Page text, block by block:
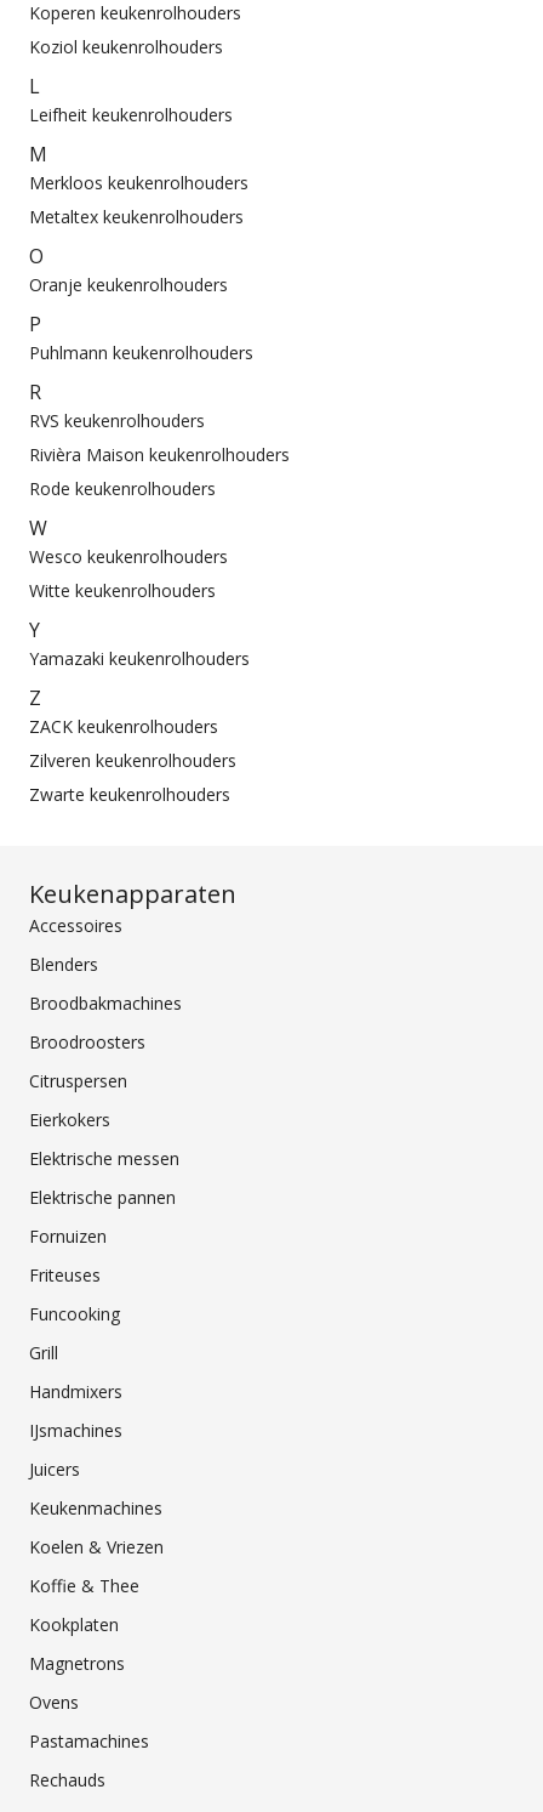
Koperen keukenrolhouders
Koziol keukenrolhouders
L
Leifheit keukenrolhouders
M
Merkloos keukenrolhouders
Metaltex keukenrolhouders
O
Oranje keukenrolhouders
P
Puhlmann keukenrolhouders
R
RVS keukenrolhouders
Rivièra Maison keukenrolhouders
Rode keukenrolhouders
W
Wesco keukenrolhouders
Witte keukenrolhouders
Y
Yamazaki keukenrolhouders
Z
ZACK keukenrolhouders
Zilveren keukenrolhouders
Zwarte keukenrolhouders
Keukenapparaten
Accessoires
Blenders
Broodbakmachines
Broodroosters
Citruspersen
Eierkokers
Elektrische messen
Elektrische pannen
Fornuizen
Friteuses
Funcooking
Grill
Handmixers
IJsmachines
Juicers
Keukenmachines
Koelen & Vriezen
Koffie & Thee
Kookplaten
Magnetrons
Ovens
Pastamachines
Rechauds